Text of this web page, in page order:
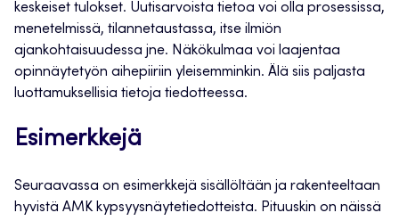
keskeiset tulokset. Uutisarvoista tietoa voi olla prosessissa,
menetelmissä, tilannetaustassa, itse ilmiön
ajankohtaisuudessa jne. Näkökulmaa voi laajentaa
opinnäytetyön aihepiiriin yleisemminkin. Älä siis paljasta
luottamuksellisia tietoja tiedotteessa.
Esimerkkejä
Seuraavassa on esimerkkejä sisällöltään ja rakenteeltaan
hyvistä AMK kypsyysnäytetiedotteista. Pituuskin on näissä